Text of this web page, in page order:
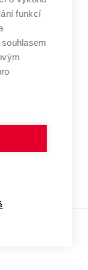
funkcí